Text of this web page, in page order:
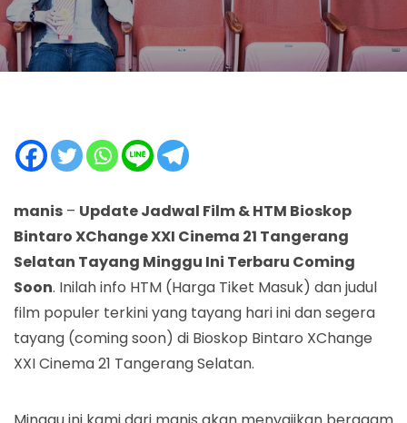
manis – Update Jadwal Film & HTM Bioskop
Bintaro XChange XXI Cinema 21 Tangerang
Selatan Tayang Minggu Ini Terbaru Coming
Soon. Inilah info HTM (Harga Tiket Masuk) dan judul
film populer terkini yang tayang hari ini dan segera
tayang (coming soon) di Bioskop Bintaro XChange
XXI Cinema 21 Tangerang Selatan.